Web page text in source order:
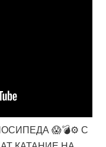
😱💣⚙️ С